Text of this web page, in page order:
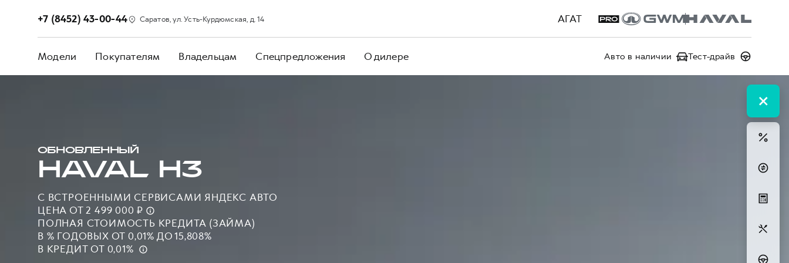
АГАТ
+7 (8452) 43-00-44 Саратов, ул. Усть-Курдюмская, д. 14
Модели Покупателям Владельцам Спецпредложения О дилере Авто в наличии Тест-драйв
ОБНОВЛЕННЫЙ
HAVAL H3
С ВСТРОЕННЫМИ СЕРВИСАМИ ЯНДЕКС АВТО
ЦЕНА ОТ 2 499 000 ₽
ПОЛНАЯ СТОИМОСТЬ КРЕДИТА (ЗАЙМА)
В % ГОДОВЫХ ОТ 0,01% ДО 15,808%
В КРЕДИТ ОТ 0,01%